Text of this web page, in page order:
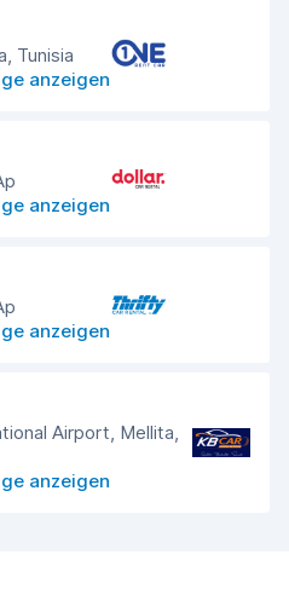
Tunisia
anzeigen
anzeigen
anzeigen
Airport, Mellita,
anzeigen